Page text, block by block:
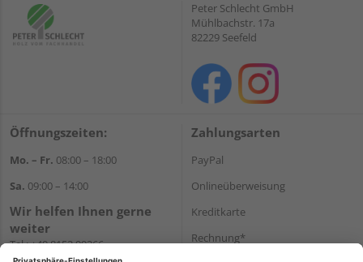
Peter Schlecht GmbH
Mühlbachstr. 17a
82229 Seefeld
Öffnungszeiten:
Mo. – Fr. 08:00 – 18:00
Sa. 09:00 – 14:00
Wir helfen Ihnen gerne
weiter
Tel.:+49 8152 99266
E-Mail:shop@schlecht.de
Zahlungsarten
PayPal
Onlineüberweisung
Kreditkarte
Rechnung*